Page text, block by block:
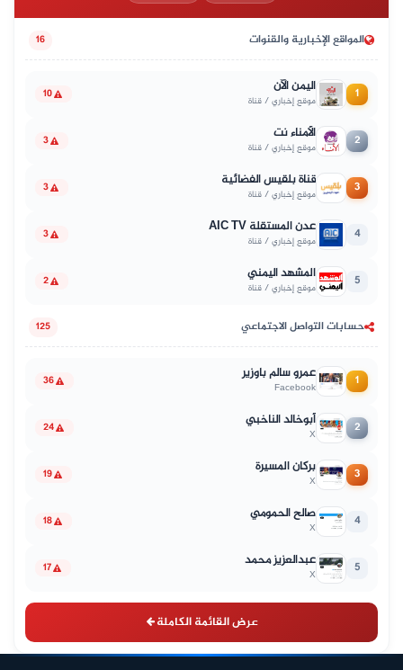
المواقع الإخبارية والقنوات 16
1 اليمن الآن
موقع إخباري / قناة 10
2 الأمناء نت
موقع إخباري / قناة 3
3 قناة بلقيس الفضائية
موقع إخباري / قناة 3
4 عدن المستقلة AIC TV
موقع إخباري / قناة 3
5 المشهد اليمني
موقع إخباري / قناة 2
حسابات التواصل الاجتماعي 125
1 عمرو سالم باوزير
Facebook
36
2 أبوخالد الناخبي
X
24
3 بركان المسيرة
X
19
4 صالح الحمومي
X
18
5 عبدالعزيز محمد
X
17
عرض القائمة الكاملة